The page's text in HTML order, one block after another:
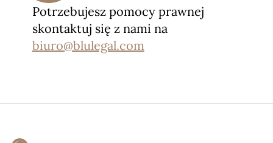
Potrzebujesz pomocy prawnej
skontaktuj się z nami na
biuro@blulegal.com